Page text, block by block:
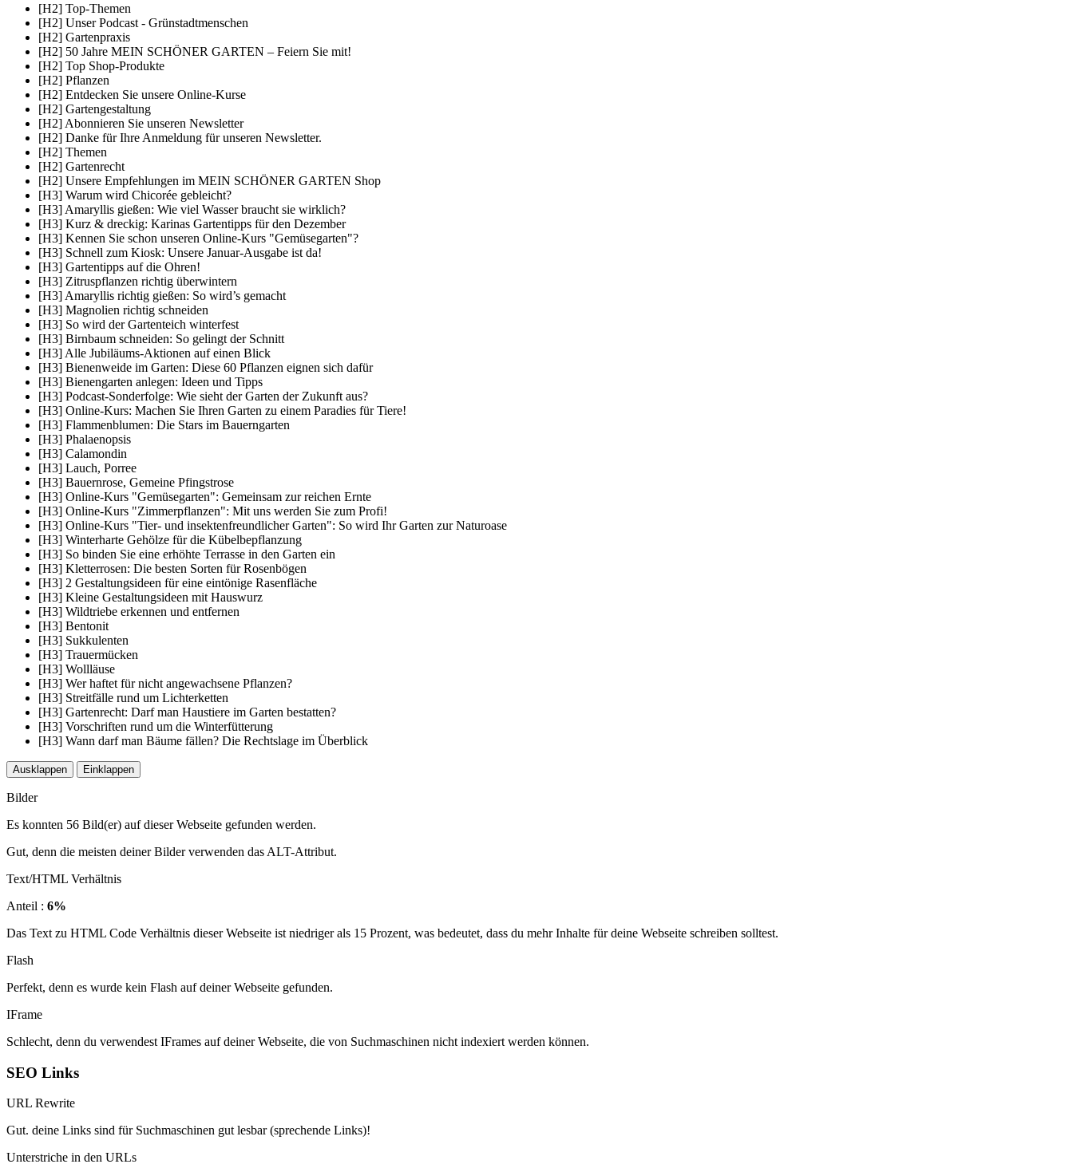
[H2] Top-Themen
[H2] Unser Podcast - Grünstadtmenschen
[H2] Gartenpraxis
[H2] 50 Jahre MEIN SCHÖNER GARTEN – Feiern Sie mit!
[H2] Top Shop-Produkte
[H2] Pflanzen
[H2] Entdecken Sie unsere Online-Kurse
[H2] Gartengestaltung
[H2] Abonnieren Sie unseren Newsletter
[H2] Danke für Ihre Anmeldung für unseren Newsletter.
[H2] Themen
[H2] Gartenrecht
[H2] Unsere Empfehlungen im MEIN SCHÖNER GARTEN Shop
[H3] Warum wird Chicorée gebleicht?
[H3] Amaryllis gießen: Wie viel Wasser braucht sie wirklich?
[H3] Kurz & dreckig: Karinas Gartentipps für den Dezember
[H3] Kennen Sie schon unseren Online-Kurs "Gemüsegarten"?
[H3] Schnell zum Kiosk: Unsere Januar-Ausgabe ist da!
[H3] Gartentipps auf die Ohren!
[H3] Zitruspflanzen richtig überwintern
[H3] Amaryllis richtig gießen: So wird’s gemacht
[H3] Magnolien richtig schneiden
[H3] So wird der Gartenteich winterfest
[H3] Birnbaum schneiden: So gelingt der Schnitt
[H3] Alle Jubiläums-Aktionen auf einen Blick
[H3] Bienenweide im Garten: Diese 60 Pflanzen eignen sich dafür
[H3] Bienengarten anlegen: Ideen und Tipps
[H3] Podcast-Sonderfolge: Wie sieht der Garten der Zukunft aus?
[H3] Online-Kurs: Machen Sie Ihren Garten zu einem Paradies für Tiere!
[H3] Flammenblumen: Die Stars im Bauerngarten
[H3] Phalaenopsis
[H3] Calamondin
[H3] Lauch, Porree
[H3] Bauernrose, Gemeine Pfingstrose
[H3] Online-Kurs "Gemüsegarten": Gemeinsam zur reichen Ernte
[H3] Online-Kurs "Zimmerpflanzen": Mit uns werden Sie zum Profi!
[H3] Online-Kurs "Tier- und insektenfreundlicher Garten": So wird Ihr Garten zur Naturoase
[H3] Winterharte Gehölze für die Kübelbepflanzung
[H3] So binden Sie eine erhöhte Terrasse in den Garten ein
[H3] Kletterrosen: Die besten Sorten für Rosenbögen
[H3] 2 Gestaltungsideen für eine eintönige Rasenfläche
[H3] Kleine Gestaltungsideen mit Hauswurz
[H3] Wildtriebe erkennen und entfernen
[H3] Bentonit
[H3] Sukkulenten
[H3] Trauermücken
[H3] Wollläuse
[H3] Wer haftet für nicht angewachsene Pflanzen?
[H3] Streitfälle rund um Lichterketten
[H3] Gartenrecht: Darf man Haustiere im Garten bestatten?
[H3] Vorschriften rund um die Winterfütterung
[H3] Wann darf man Bäume fällen? Die Rechtslage im Überblick
Ausklappen Einklappen
Bilder
Es konnten 56 Bild(er) auf dieser Webseite gefunden werden.
Gut, denn die meisten deiner Bilder verwenden das ALT-Attribut.
Text/HTML Verhältnis
Anteil : 6%
Das Text zu HTML Code Verhältnis dieser Webseite ist niedriger als 15 Prozent, was bedeutet, dass du mehr Inhalte für deine Webseite schreiben solltest.
Flash
Perfekt, denn es wurde kein Flash auf deiner Webseite gefunden.
IFrame
Schlecht, denn du verwendest IFrames auf deiner Webseite, die von Suchmaschinen nicht indexiert werden können.
SEO Links
URL Rewrite
Gut. deine Links sind für Suchmaschinen gut lesbar (sprechende Links)!
Unterstriche in den URLs